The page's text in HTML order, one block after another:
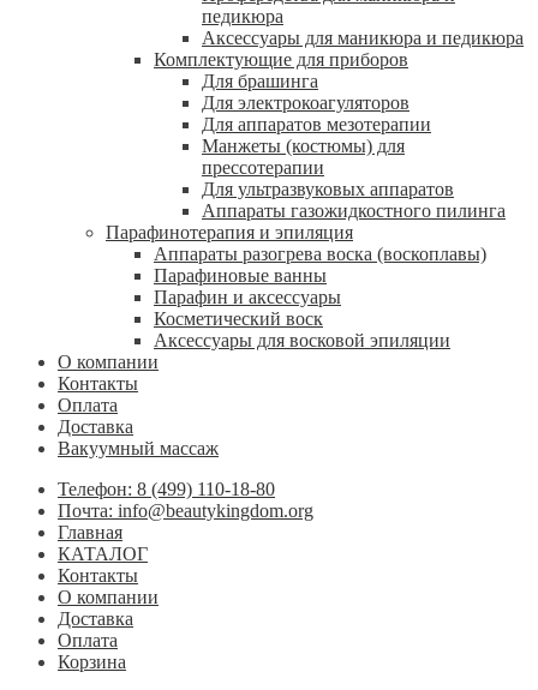
педикюра
Аксессуары для маникюра и педикюра
Комплектующие для приборов
Для брашинга
Для электрокоагуляторов
Для аппаратов мезотерапии
Манжеты (костюмы) для
прессотерапии
Для ультразвуковых аппаратов
Аппараты газожидкостного пилинга
Парафинотерапия и эпиляция
Аппараты разогрева воска (воскоплавы)
Парафиновые ванны
Парафин и аксессуары
Косметический воск
Аксессуары для восковой эпиляции
О компании
Контакты
Оплата
Доставка
Вакуумный массаж
Телефон: 8 (499) 110-18-80
Почта: info@beautykingdom.org
Главная
КАТАЛОГ
Контакты
О компании
Доставка
Оплата
Корзина